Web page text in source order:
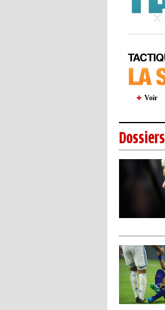
Voir
Dossiers